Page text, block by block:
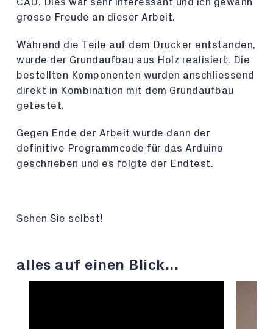
CAD. Dies war sehr interessant und ich gewann
grosse Freude an dieser Arbeit.
Während die Teile auf dem Drucker entstanden,
wurde der Grundaufbau aus Holz realisiert. Die
bestellten Komponenten wurden anschliessend
direkt in Kombination mit dem Grundaufbau
getestet.
Gegen Ende der Arbeit wurde dann der
definitive Programmcode für das Arduino
geschrieben und es folgte der Endtest.
Sehen Sie selbst!
alles auf einen Blick...